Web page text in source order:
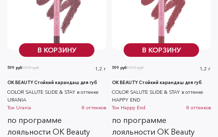
В КОРЗИНУ
1090 руб
599 руб 1,2 г
OK BEAUTY Стойкий карандаш для губ
COLOR SALUTE SLIDE & STAY в оттенке
URANIA
Тон Urania 8 оттенков
по программе
лояльности OK Beauty
В КОРЗИНУ
1090 руб
599 руб 1,2 г
OK BEAUTY Стойкий карандаш для губ
COLOR SALUTE SLIDE & STAY в оттенке
HAPPY END
Тон Happy End 8 оттенков
по программе
лояльности OK Beauty